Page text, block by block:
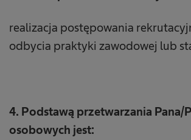
realizacja postępowania
odbycia praktyki zawodowej lub
4. Podstawą przetwarzania Pana/
osobowych jest: